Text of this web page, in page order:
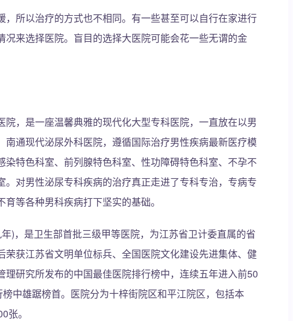
所以治疗的方式也不相同。有一些甚至可以自行在家进行
来选择医院。盲目的选择大医院可能会花一些无谓的金
，是一座温馨典雅的现代化大型专科医院，一直放在以男
通现代泌尿外科医院，遵循国际治疗男性疾病最新医疗模
特色科室、前列腺特色科室、性功障碍特色科室、不孕不
对男性泌尿专科疾病的治疗真正走进了专科专治，专病专
等各种男科疾病打下坚实的基础。
)，是卫生部首批三级甲等医院，为江苏省卫计委直属的省
获江苏省文明单位标兵、全国医院文化建设先进集体、健
研究所发布的中国最佳医院排行榜中，连续五年进入前50
中雄踞榜首。医院分为十梓街院区和平江院区，包括本
张。